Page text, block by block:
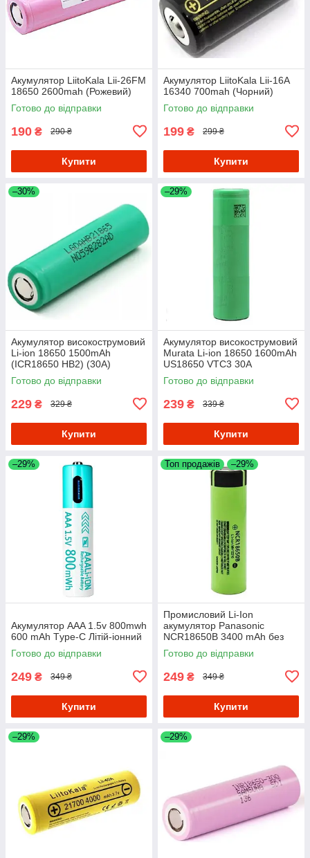
Акумулятор LiitoKala Lii-26FM
18650 2600mah (Рожевий)
Готово до відправки
190 ₴ 290 ₴
Купити
Акумулятор LiitoKala Lii-16A
16340 700mah (Чорний)
Готово до відправки
199 ₴ 299 ₴
Купити
–30%
Акумулятор високострумовий
Li-ion 18650 1500mAh
(ICR18650 HB2) (30A)
Готово до відправки
229 ₴ 329 ₴
Купити
–29%
Акумулятор високострумовий
Murata Li-ion 18650 1600mAh
US18650 VTC3 30A
Готово до відправки
239 ₴ 339 ₴
Купити
–29%
Акумулятор AAA 1.5v 800mwh
600 mAh Тype-C Літій-іонний
Готово до відправки
249 ₴ 349 ₴
Купити
Топ продажів –29%
Промисловий Li-Ion
акумулятор Panasonic
NCR18650B 3400 mAh без
захисту 18650
Готово до відправки
249 ₴ 349 ₴
Купити
–29% –29%